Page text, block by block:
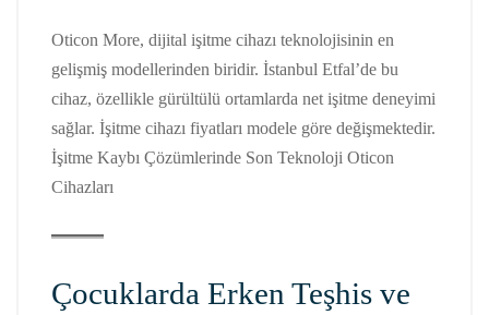
Oticon More, dijital işitme cihazı teknolojisinin en
gelişmiş modellerinden biridir. İstanbul Etfal’de bu
cihaz, özellikle gürültülü ortamlarda net işitme deneyimi
sağlar. İşitme cihazı fiyatları modele göre değişmektedir.
İşitme Kaybı Çözümlerinde Son Teknoloji Oticon
Cihazları
Çocuklarda Erken Teşhis ve